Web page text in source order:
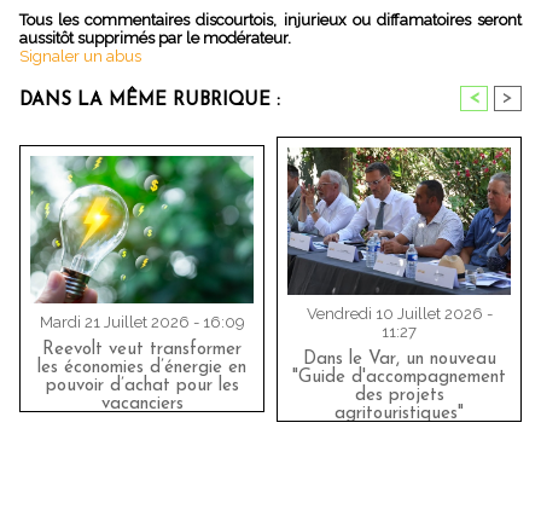
Tous les commentaires discourtois, injurieux ou diffamatoires seront
aussitôt supprimés par le modérateur.
Signaler un abus
DANS LA MÊME RUBRIQUE : < >
Mardi 21 Juillet 2026 - 16:09
Reevolt veut transformer
les économies d’énergie en
pouvoir d’achat pour les
vacanciers
Vendredi 10 Juillet 2026 -
11:27
Dans le Var, un nouveau
"Guide d'accompagnement
des projets
agritouristiques"